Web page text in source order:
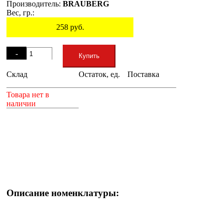
Производитель: BRAUBERG
Вес, гр.:
258руб.
-
+
Купить
Склад Остаток, ед. Поставка
Товара нет в
наличии
Описание номенклатуры: